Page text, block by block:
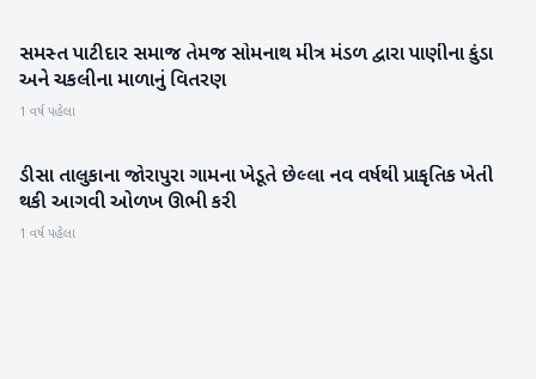
બનાસકાંઠા
સમસ્ત પાટીદાર સમાજ તેમજ સોમનાથ મીત્ર મંડળ દ્વારા પાણીના કુંડા
અને ચકલીના માળાનું વિતરણ
1 વર્ષ પહેલા
બનાસકાંઠા
ડીસા તાલુકાના જોરાપુરા ગામના ખેડૂતે છેલ્લા નવ વર્ષથી પ્રાકૃતિક ખેતી
થકી આગવી ઓળખ ઊભી કરી
1 વર્ષ પહેલા